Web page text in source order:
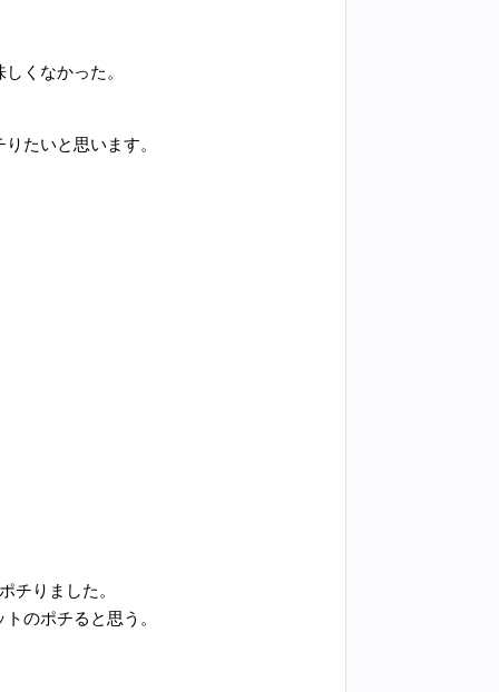
くなかった。
たいと思います。
チりました。
のポチると思う。